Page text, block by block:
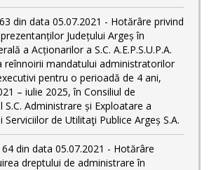
din data 05.07.2021 - Hotărâre privind
Județului Argeș în
a Acționarilor a S.C. A.E.P.S.U.P.A.
reînnoirii mandatului administratorilor
pentru o perioadă de 4 ani,
– iulie 2025, în Consiliul de
Administrare și Exploatare a
Serviciilor de Utilitaţi Publice Argeș S.A.
din data 05.07.2021 - Hotărâre
dreptului de administrare în